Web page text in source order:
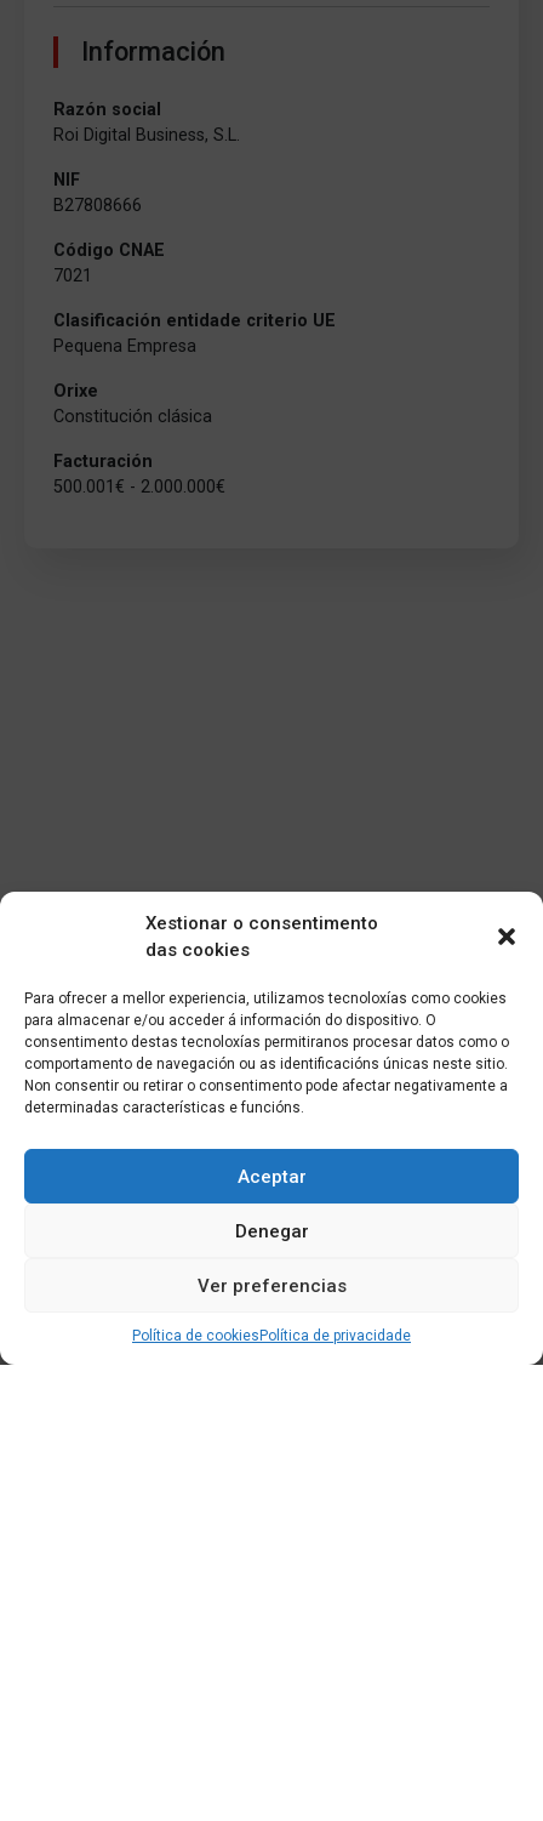
Xestionar o consentimento
das cookies
Para ofrecer a mellor experiencia, utilizamos tecnoloxías como cookies
para almacenar e/ou acceder á información do dispositivo. O
consentimento destas tecnoloxías permitiranos procesar datos como o
comportamento de navegación ou as identificacións únicas neste sitio.
Non consentir ou retirar o consentimento pode afectar negativamente a
determinadas características e funcións.
Aceptar
Denegar
Ver preferencias
Política de cookies Política de privacidade
Información
Razón social
Roi Digital Business, S.L.
NIF
B27808666
Código CNAE
7021
Clasificación entidade criterio UE
Pequena Empresa
Orixe
Constitución clásica
Facturación
500.001€ - 2.000.000€